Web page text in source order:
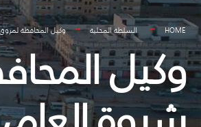
HOME السلطة المحلية وكيل المحافظة
وكيل